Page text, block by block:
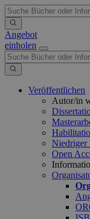
Angebot
einholen
Veröffentlichen
Autor/in
Niedriger
Open